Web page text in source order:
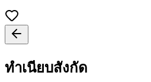
ทำเนียบสังกัด